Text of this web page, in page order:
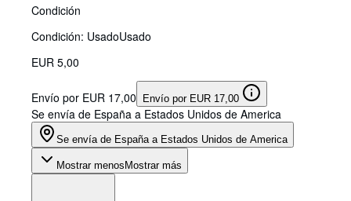
Condición
Condición: UsadoUsado
EUR 5,00
Envío por EUR 17,00 Envío por EUR 17,00
Se envía de España a Estados Unidos de America
Se envía de España a Estados Unidos de America
Mostrar menos Mostrar más